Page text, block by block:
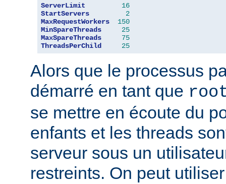
ServerLimit
16
StartServers
2
MaxRequestWorkers
150
MinSpareThreads
25
MaxSpareThreads
75
ThreadsPerChild
25
Alors que le processus
démarré en tant que
se mettre en écoute du
enfants et les threads
serveur sous un
restreints. On peut